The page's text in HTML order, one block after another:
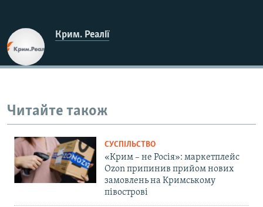
Крим. Реалії
Читайте також
СУСПІЛЬСТВО
«Крим – не Росія»: маркетплейс
Ozon припинив прийом нових
замовлень на Кримському
півострові